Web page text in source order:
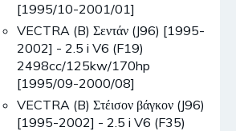
[1995/10-2001/01]
VECTRA (B) Σεντάν (J96) [1995-
2002] - 2.5 i V6 (F19)
2498cc/125kw/170hp
[1995/09-2000/08]
VECTRA (B) Στέισον βάγκον (J96)
[1995-2002] - 2.5 i V6 (F35)